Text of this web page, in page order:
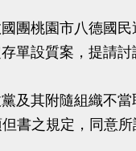
團桃園市八德國
單設質案，提請討
其附隨組織不當
書之規定，同意所